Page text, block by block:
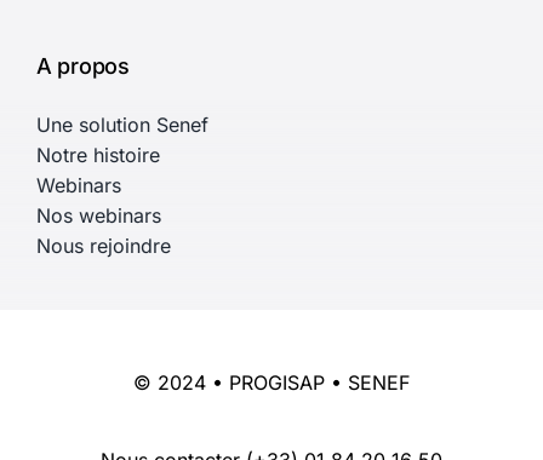
A propos
Une solution Senef
Notre histoire
Webinars
Nos webinars
Nous rejoindre
© 2024 • PROGISAP • SENEF